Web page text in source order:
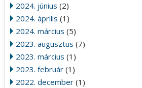
2024. június (2)
2024. április (1)
2024. március (5)
2023. augusztus (7)
2023. március (1)
2023. február (1)
2022. december (1)